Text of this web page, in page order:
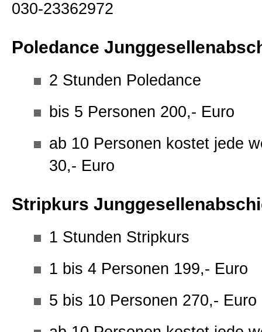
030-23362972
Poledance
2 Stunden Poledance
bis 5 Personen 200,- Euro
ab 10 Personen kostet jede
30,- Euro
Stripkurs
1 Stunden Stripkurs
1 bis 4 Personen 199,- Euro
5 bis 10 Personen 270,- Euro